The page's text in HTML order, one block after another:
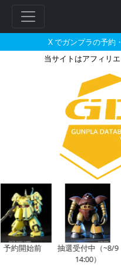
X でガンプラの予約
当サイトはアフィリ
SDW
予約開始前
抽選受付中（~8/9
14:00）
ー
検
索